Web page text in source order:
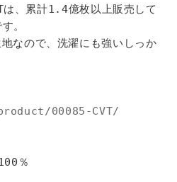
累計1.4億枚以上販売して
。
なので、洗濯にも強いしっか
00085-CVT/
％